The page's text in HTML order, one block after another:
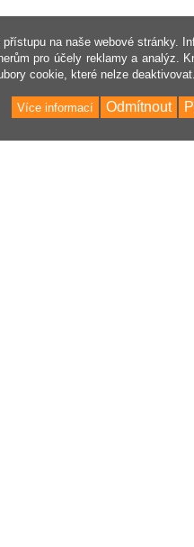
na naše webové stránky.
pro účely reklamy a analýz.
cookie, které nelze deaktivovat.
Odmítnout
Více informací